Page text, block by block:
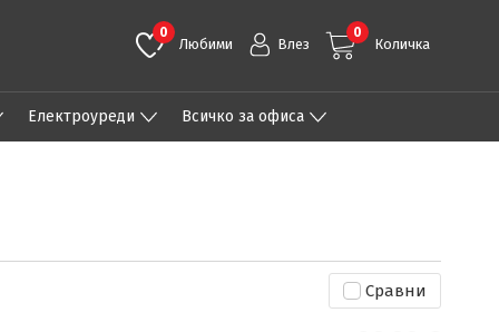
0
Любими Влез
0
Количка
Eлектроуреди Всичко за офиса
Сравни